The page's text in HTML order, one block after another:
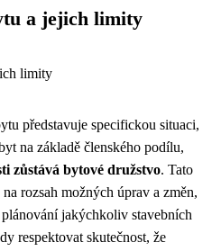
a jejich limity
limity
představuje specifickou situaci,
na základě členského podílu,
zůstává bytové družstvo. Tato
rozsah možných úprav a změn,
jakýchkoliv stavebních
respektovat skutečnost, že